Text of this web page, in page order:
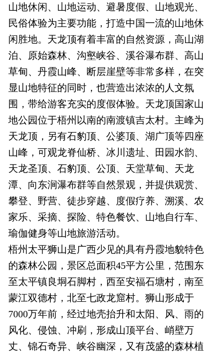
山地休闲、山地运动、避暑度假、山地观光、
民俗体验为主要功能，打造中国一流的山地休
闲胜地。天龙顶有着丰富的自然资源，高山湖
泊、原始森林、沟壑峡谷、溪谷瀑布群、高山
草甸、丹霞山峰、断层崖壁等非常多样，在突
显山地特征的同时，也营造出浓浓的人文氛
围，带给游客充实的度假体验。天龙顶国家山
地公园位于梧州以南的南渡镇吉太村。主峰为
天龙顶，另有石豹顶、公婆顶、湖广顶等四座
山峰，可观龙脊仙桥、冰川遗址、田园水韵、
天龙圣顶、石豹顶、公顶、天堂草甸、天龙
潭、向东涧瀑布群等自然景观，并提供观赏、
攀登、野营、徒步穿越、度假疗养、溯溪、农
家乐、采摘、探险、特色餐饮、山地自行车、
瑜伽健身等山地旅游活动。
梧州太平狮山是广西少见的具有丹霞地貌特色
的森林公园，景区总面积45平方公里，范围东
至太平镇良垌石脚村，西至安福石塘村，南至
蒙江双德村，北至七政龙窟村。狮山形成于
7000万年前，经过地壳抬升和太阳、风、雨的
风化、侵蚀、冲刷，形成山顶平台、峭壁万
丈、锦石奇异、峡谷幽深，又有茂盛的森林植